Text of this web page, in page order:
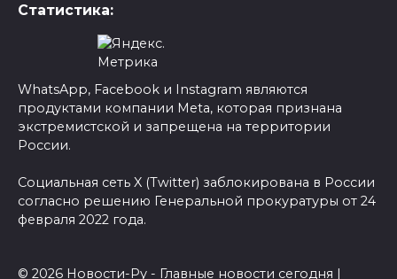
Статистика:
WhatsApp, Facebook и Instagram являются
продуктами компании Meta, которая признана
экстремистской и запрещена на территории
России.
Социальная сеть X (Twitter) заблокирована в России
согласно решению Генеральной прокуратуры от 24
февраля 2022 года.
© 2026 Новости-Ру - Главные новости сегодня |